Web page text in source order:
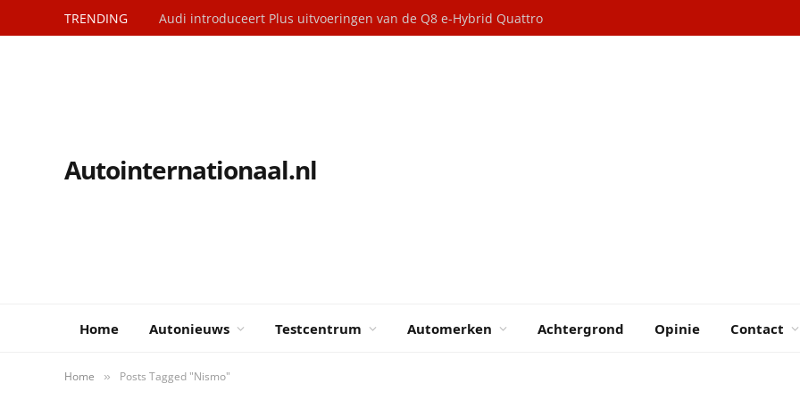
TRENDING Audi introduceert Plus uitvoeringen van de Q8 e-Hybrid Quattro
Autointernationaal.nl
Home Autonieuws Testcentrum Automerken Achtergrond Opinie Contact
Home » Posts Tagged "Nismo"